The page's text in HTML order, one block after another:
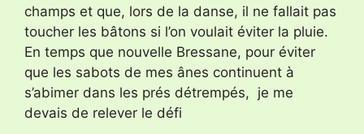
champs et que, lors de la danse, il ne fallait pas
toucher les bâtons si l’on voulait éviter la pluie.
En temps que nouvelle Bressane, pour éviter
que les sabots de mes ânes continuent à
s’abimer dans les prés détrempés, je me
devais de relever le défi